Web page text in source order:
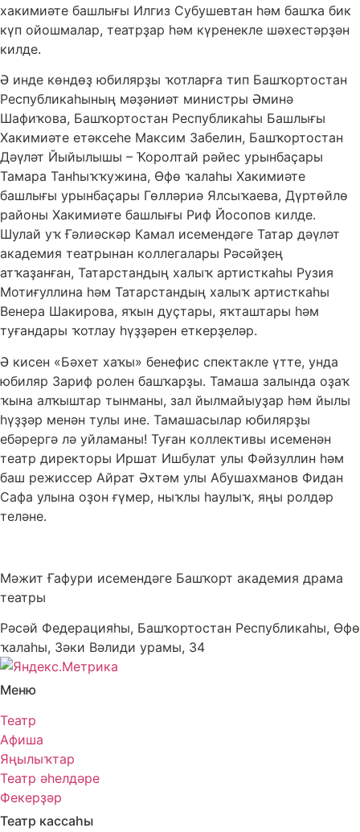
хакимиәте башлығы Илгиз Субушевтан һәм башҡа бик
күп ойошмалар, театрҙар һәм күренекле шәхестәрҙән
килде.
Ә инде көндөҙ юбилярҙы ҡотларға тип Башҡортостан
Республикаһының мәҙәниәт министры Әминә
Шафиҡова, Башҡортостан Республикаһы Башлығы
Хакимиәте етәксеһе Максим Забелин, Башҡортостан
Дәүләт Йыйылышы – Ҡоролтай рәйес урынбаҫары
Тамара Танһыҡҡужина, Өфө ҡалаһы Хакимиәте
башлығы урынбаҫары Гөлләриә Ялсыҡаева, Дүртөйлө
районы Хакимиәте башлығы Риф Йосопов килде.
Шулай уҡ Ғәлиәскәр Камал исемендәге Татар дәүләт
академия театрынан коллегалары Рәсәйҙең
атҡаҙанған, Татарстандың халыҡ артисткаһы Рузия
Мотиғуллина һәм Татарстандың халыҡ артисткаһы
Венера Шакирова, яҡын дуҫтары, яҡташтары һәм
туғандары ҡотлау һүҙҙәрен еткерҙеләр.
Ә кисен «Бәхет хаҡы» бенефис спектакле үтте, унда
юбиляр Зариф ролен башҡарҙы. Тамаша залында оҙаҡ
ҡына алҡыштар тынманы, зал йылмайыуҙар һәм йылы
һүҙҙәр менән тулы ине. Тамашасылар юбилярҙы
ебәрергә лә уйламаны! Туған коллективы исеменән
театр директоры Иршат Ишбулат улы Фәйзуллин һәм
баш режиссер Айрат Әхтәм улы Абушахманов Фидан
Сафа улына оҙон ғүмер, ныҡлы һаулыҡ, яңы ролдәр
теләне.
Мәжит Ғафури исемендәге Башҡорт академия драма
театры
Рәсәй Федерацияһы, Башҡортостан Республикаһы, Өфө
ҡалаһы, Зәки Вәлиди урамы, 34
Меню
Театр
Афиша
Яңылыҡтар
Театр әһелдәре
Фекерҙәр
Театр кассаһы